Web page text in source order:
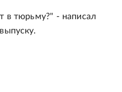
в тюрьму?" - написал